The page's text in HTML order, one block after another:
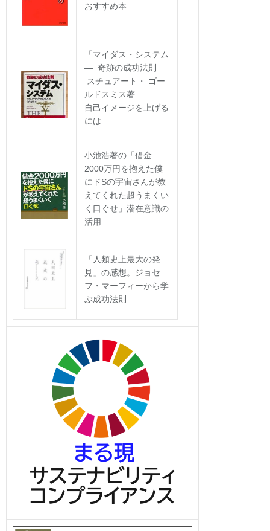
おすすめ本
「マイダス・システム
― 奇跡の成功法則
スチュアート・ ゴー
ルドスミス著
自己イメージを上げる
には
小池浩著の「借金
2000万円を抱えた僕
にドSの宇宙さんが教
えてくれた超うまくい
く口ぐせ」潜在意識の
活用
「人類史上最大の発
見」の感想。ジョセ
フ・マーフィーから学
ぶ成功法則